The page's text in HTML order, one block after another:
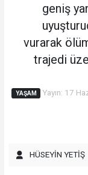
geniş
vurarak
trajedi
YAŞAM
Yayın: 17
HÜSEYİN YETİŞ